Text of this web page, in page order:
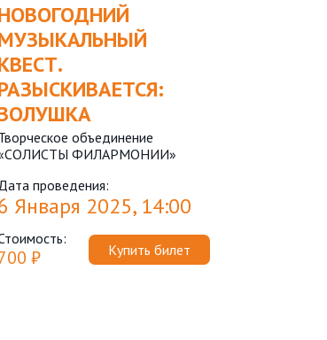
объединение
ФИЛАРМОНИИ»
Дата проведения:
Января 2025, 14:00
₽ Купить билет